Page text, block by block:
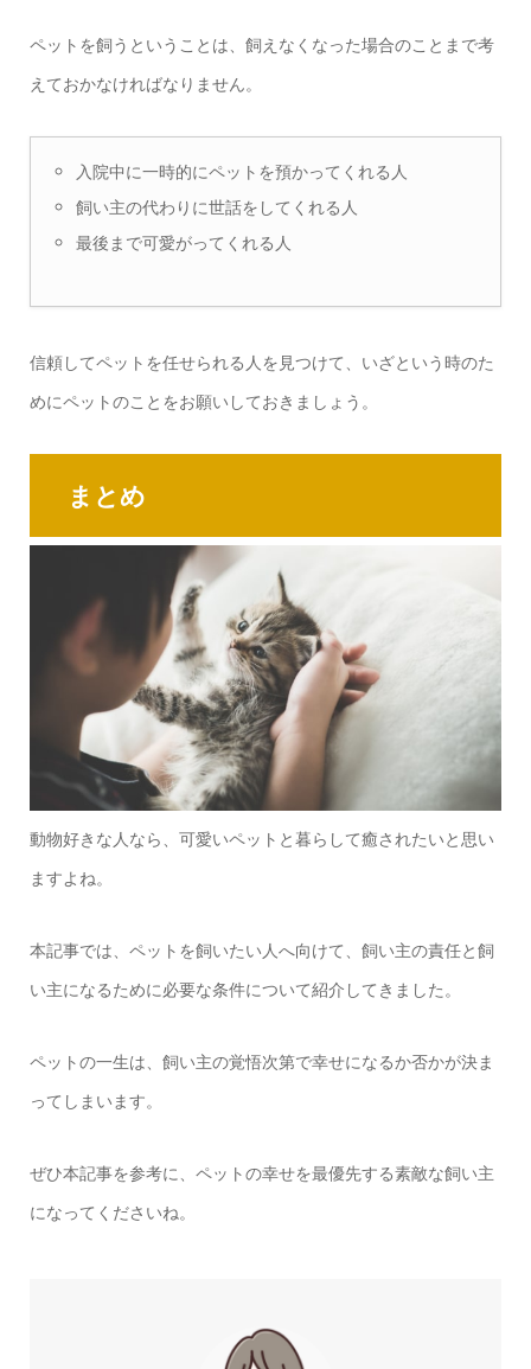
ペットを飼うということは、飼えなくなった場合のことまで考
えておかなければなりません。
入院中に一時的にペットを預かってくれる人
飼い主の代わりに世話をしてくれる人
最後まで可愛がってくれる人
信頼してペットを任せられる人を見つけて、いざという時のた
めにペットのことをお願いしておきましょう。
まとめ
動物好きな人なら、可愛いペットと暮らして癒されたいと思い
ますよね。
本記事では、ペットを飼いたい人へ向けて、飼い主の責任と飼
い主になるために必要な条件について紹介してきました。
ペットの一生は、飼い主の覚悟次第で幸せになるか否かが決ま
ってしまいます。
ぜひ本記事を参考に、ペットの幸せを最優先する素敵な飼い主
になってくださいね。